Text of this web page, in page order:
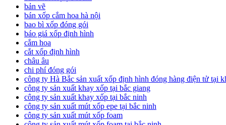
bản vẽ
bán xốp cắm hoa hà nội
bao bì xốp đóng gói
báo giá xốp định hình
cắm hoa
cắt xốp định hình
châu âu
chi phí đóng gói
công ty Hà Bắc sản xuất xốp định hình đóng hàng điện tử tại
công ty sản xuất khay xốp tại bắc giang
công ty sản xuất khay xốp tại bắc ninh
công ty sản xuất mút xốp epe tại bắc ninh
công ty sản xuất mút xốp foam